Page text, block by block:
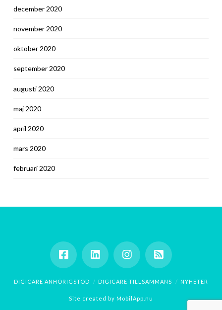
december 2020
november 2020
oktober 2020
september 2020
augusti 2020
maj 2020
april 2020
mars 2020
februari 2020
DIGICARE ANHÖRIGSTÖD DIGICARE TILLSAMMANS NYHETER
Site created by MobilApp.nu